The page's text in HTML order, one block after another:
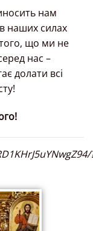
нам
наших силах
того, що ми не
нас –
долати всі